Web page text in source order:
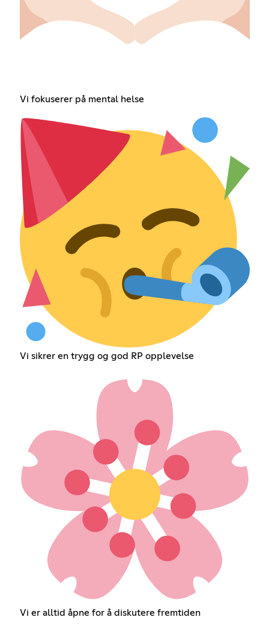
Vi fokuserer på mental helse
Vi sikrer en trygg og god RP opplevelse
Vi er alltid åpne for å diskutere fremtiden